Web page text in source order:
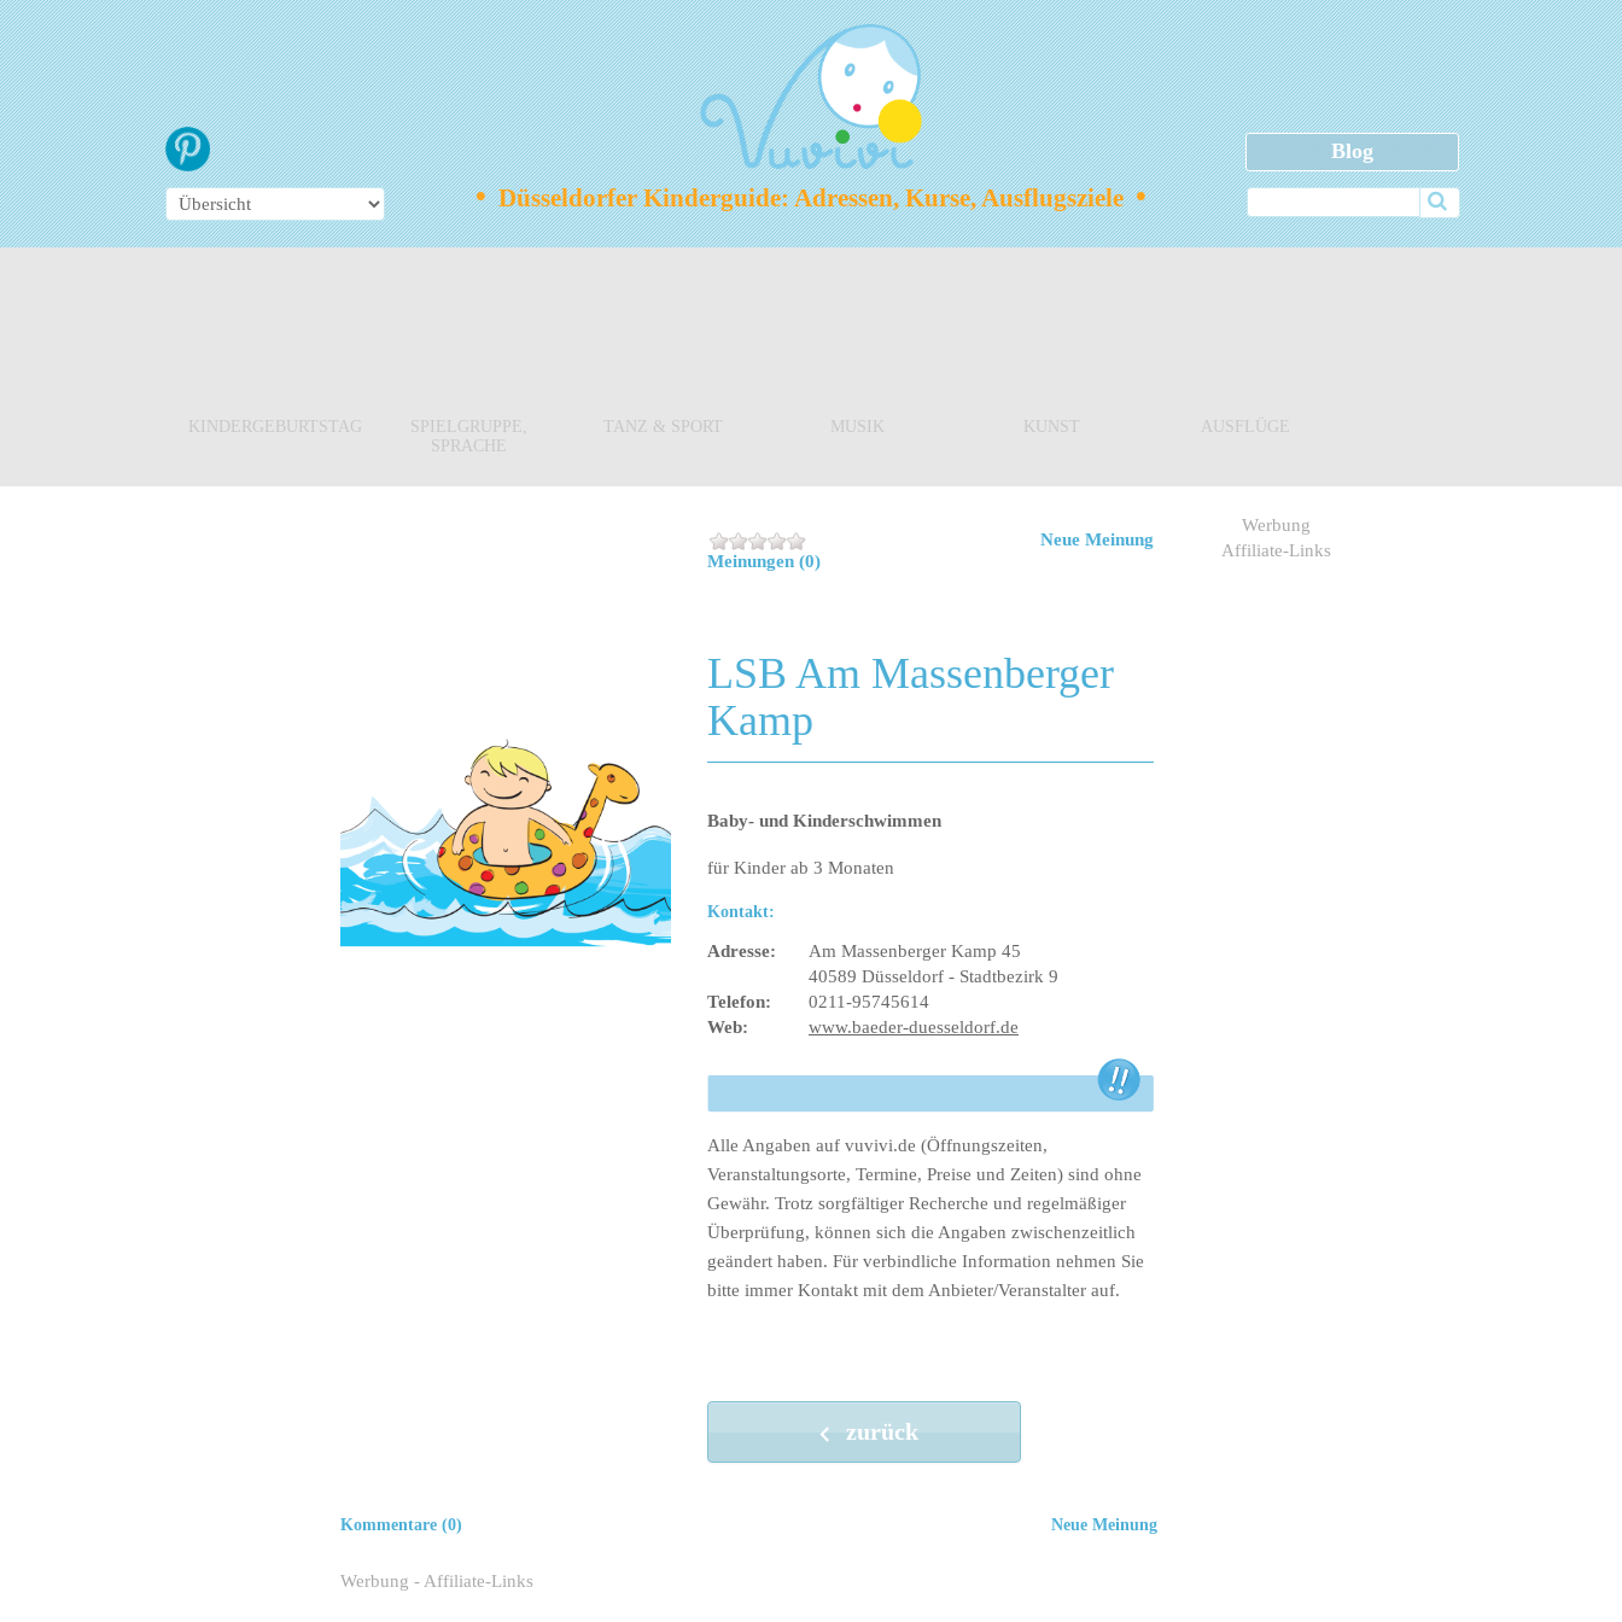
Blog
•Düsseldorfer Kinderguide: Adressen, Kurse, Ausflugsziele•
KINDERGEBURTSTAG
SPIELGRUPPE,
SPRACHE
TANZ & SPORT MUSIK KUNST AUSFLÜGE
Meinungen (0)
Neue Meinung
LSB Am Massenberger
Kamp
Baby- und Kinderschwimmen
für Kinder ab 3 Monaten
Kontakt:
Adresse:
Am Massenberger Kamp 45
40589 Düsseldorf - Stadtbezirk 9
Telefon:
0211-95745614
Web:
www.baeder-duesseldorf.de
Alle Angaben auf vuvivi.de (Öffnungszeiten,
Veranstaltungsorte, Termine, Preise und Zeiten) sind ohne
Gewähr. Trotz sorgfältiger Recherche und regelmäßiger
Überprüfung, können sich die Angaben zwischenzeitlich
geändert haben. Für verbindliche Information nehmen Sie
bitte immer Kontakt mit dem Anbieter/Veranstalter auf.
zurück
Neue Meinung
Kommentare (0)
Werbung - Affiliate-Links
Werbung
Affiliate-Links